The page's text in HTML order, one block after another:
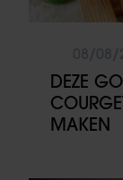
DEZE
MAKEN